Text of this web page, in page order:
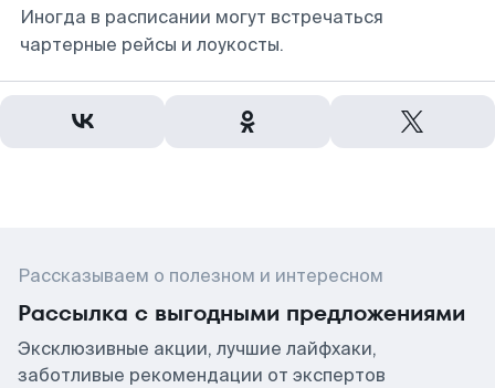
Иногда в расписании могут встречаться
чартерные рейсы и лоукосты.
Рассказываем о полезном и интересном
Рассылка с выгодными предложениями
Эксклюзивные акции, лучшие лайфхаки,
заботливые рекомендации от экспертов